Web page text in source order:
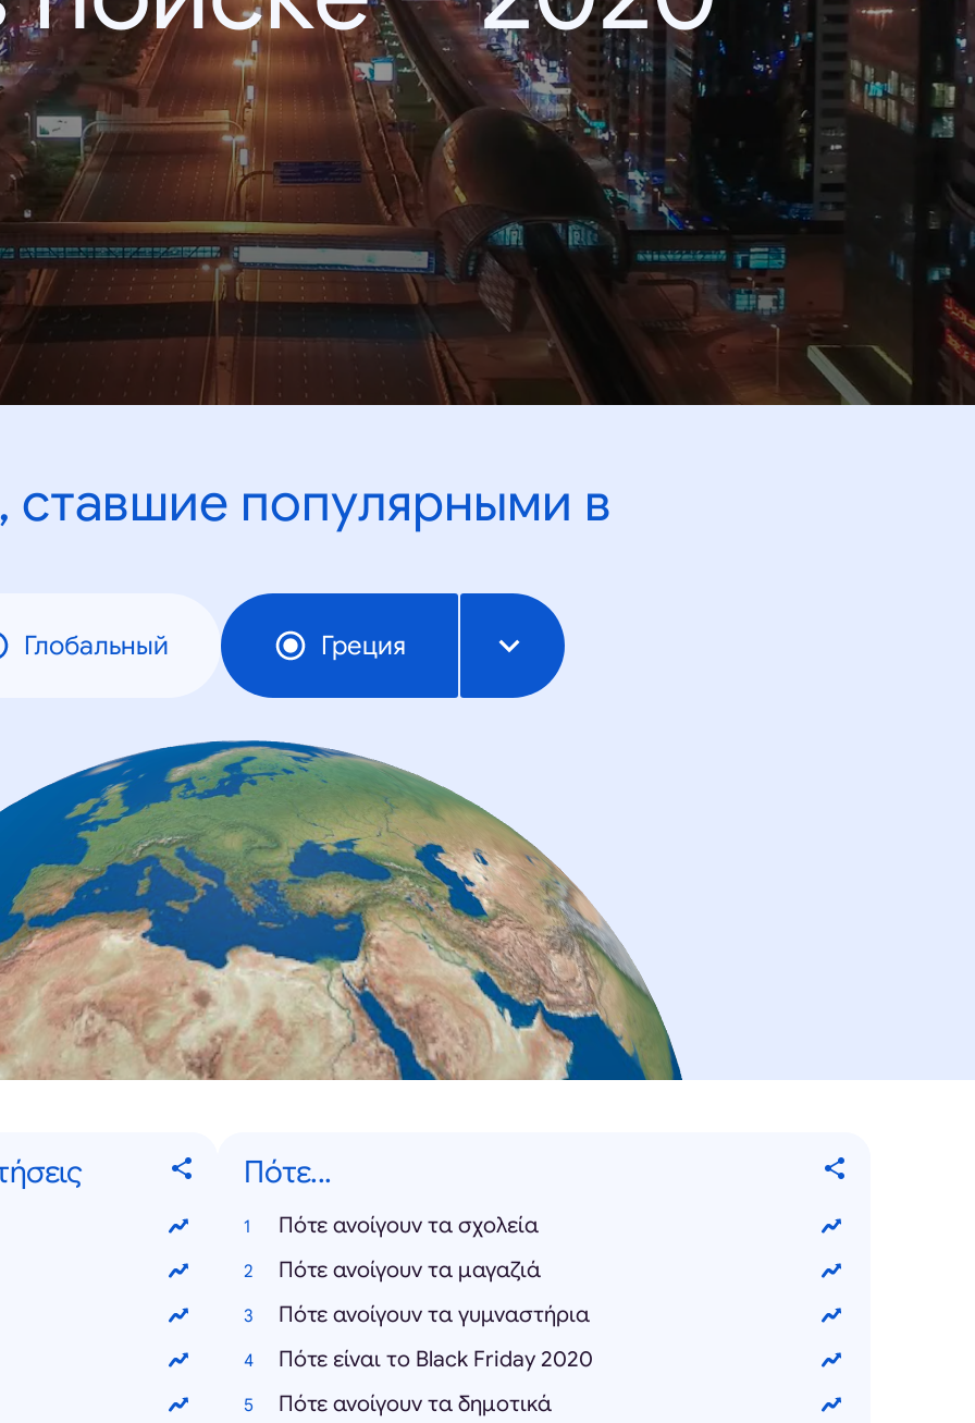
ставшие популярными в
Глобальный Греция
Πότε...
Πότε ανοίγουν τα σχολεία
Πότε ανοίγουν τα μαγαζιά
Πότε ανοίγουν τα γυμναστήρια
Πότε είναι το Black Friday 2020
Πότε ανοίγουν τα δημοτικά